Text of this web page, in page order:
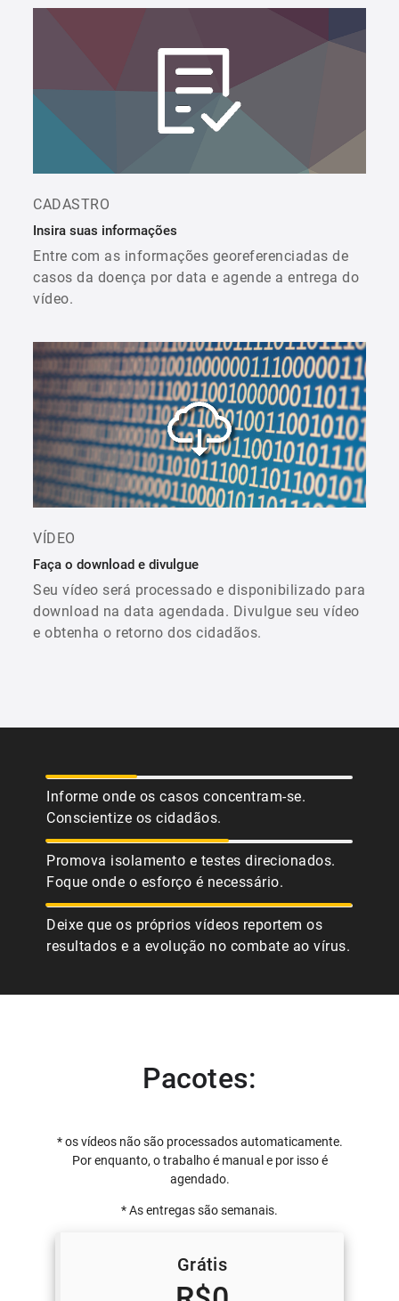
CADASTRO
Insira suas informações
Entre com as informações georeferenciadas de
casos da doença por data e agende a entrega do
vídeo.
VÍDEO
Faça o download e divulgue
Seu vídeo será processado e disponibilizado para
download na data agendada. Divulgue seu vídeo
e obtenha o retorno dos cidadãos.
Informe onde os casos concentram-se.
Conscientize os cidadãos.
Promova isolamento e testes direcionados.
Foque onde o esforço é necessário.
Deixe que os próprios vídeos reportem os
resultados e a evolução no combate ao vírus.
Pacotes:
* os vídeos não são processados automaticamente.
Por enquanto, o trabalho é manual e por isso é
agendado.
* As entregas são semanais.
Grátis